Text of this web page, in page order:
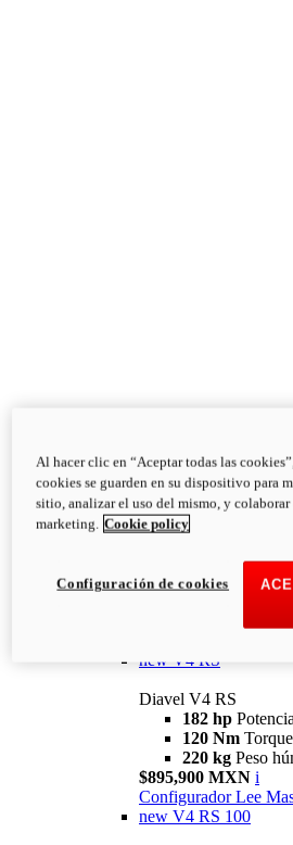
Diavel
V4
Diavel V4
126 NmTorque
223 kg
PESO
new V4 RS
Diavel V4 RS
182 hp Potencia
120 Nm Torque
220 kg Peso
$895,900 MXN i
Configurador Lee
new V4 RS 100
Al hacer clic en “Aceptar todas las
cookies se guarden en su dispositivo para
sitio, analizar el uso del mismo, y colaborar
marketing. Cookie policy
Configuración de cookies